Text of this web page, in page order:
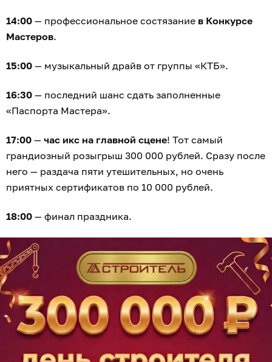
14:00 — профессиональное состязание в Конкурсе
Мастеров.
15:00 — музыкальный драйв от группы «КТБ».
16:30 — последний шанс сдать заполненные
«Паспорта Мастера».
17:00 — час икс на главной сцене! Тот самый
грандиозный розыгрыш 300 000 рублей. Сразу после
него — раздача пяти утешительных, но очень
приятных сертификатов по 10 000 рублей.
18:00 — финал праздника.